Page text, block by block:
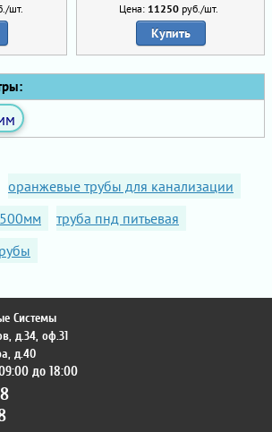
шт. Цена: 11250руб./шт.
Купить
оранжевые трубы для канализации
труба пнд питьевая
Системы
д.34, оф.31
д.40
до 18:00